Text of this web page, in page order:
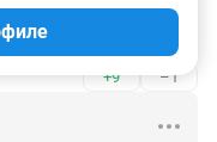
свет
него
+9 –1